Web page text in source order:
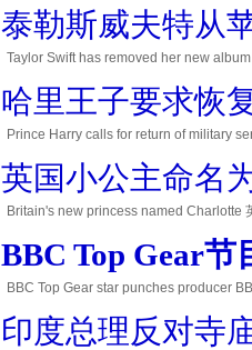
泰勒斯威夫特从
Taylor Swift has removed her new
哈里王子要求恢
Prince Harry calls for return of military
英国小公主命名
Britain's new princess named Charlotte
BBC Top Gear
BBC Top Gear star punches producer
印度总理反对寺